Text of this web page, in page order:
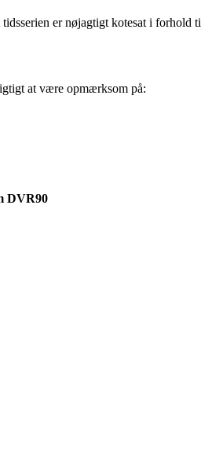
er nøjagtigt kotesat i forhold
at være opmærksom på:
DVR90